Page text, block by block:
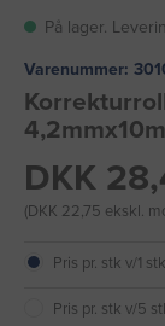
På lager.
Varenummer:
4,2mmx10m
DKK
(DKK 22,75 ekskl.
Pris pr. stk v/1 stk
Pris pr. stk v/5